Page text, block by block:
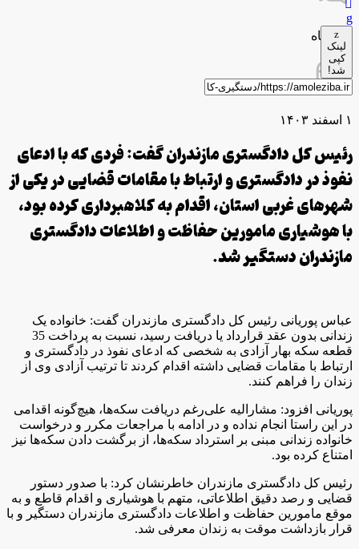
لینک
کپی
شد!
۱ اسفند ۱۴۰۳
رئیس کل دادگستری مازندران گفت: فردی که با ادعای
نفوذ در دادگستری و ارتباط با مقامات قضایی در یکی از
شهر‌های غربی استان، اقدام به کلاهبرداری کرده بود،
با هوشیاری مامورین حفاظت و اطلاعات دادگستری
مازندران دستگیر شد.
عباس پوریانی رئیس کل دادگستری مازندران گفت: خانواده یک
زندانی بدون عقد قرارداد یا دریافت رسید، نسبت به پرداخت 35
قطعه سکه بهار آزادی به شخصی که ادعای نفوذ در دادگستری و
ارتباط با مقامات قضایی داشته اقدام کردند تا ترتیب آزادی وی از
زندان را فراهم کنند.
پوریانی افزود: مشارالیه علی‌رغم دریافت سکه‌ها، هیچ‌گونه اقدامی
در این راستا انجام نداده و در ادامه با مراجعات مکرر و درخواست
خانواده زندانی مبنی بر استرداد سکه‌ها، از برگشت دادن سکه‌ها نیز
امتناع کرده بود.
رئیس کل دادگستری مازندران خاطرنشان کرد: با صدور دستور
قضایی و رصد دقیق اطلاعاتی، متهم با هوشیاری و اقدام قاطع و به
موقع مامورین حفاظت و اطلاعات دادگستری مازندران دستگیر و با
قرار بازداشت موقت به زندان معرفی شد.